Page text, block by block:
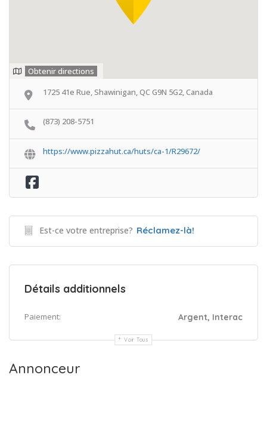
Obtenir directions
1725 41e Rue, Shawinigan, QC G9N 5G2, Canada
(873) 208-5751
https://www.pizzahut.ca/huts/ca-1/R29672/
Est-ce votre entreprise? Réclamez-là!
Détails additionnels
Paiement: Argent, Interac
Voir Tous
Annonceur